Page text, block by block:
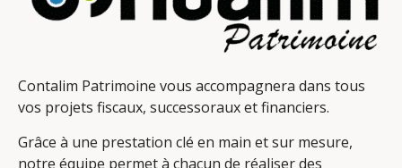
Contalim Patrimoine vous accompagnera dans tous
vos projets fiscaux, successoraux et financiers.
Grâce à une prestation clé en main et sur mesure,
notre équipe permet à chacun de réaliser des